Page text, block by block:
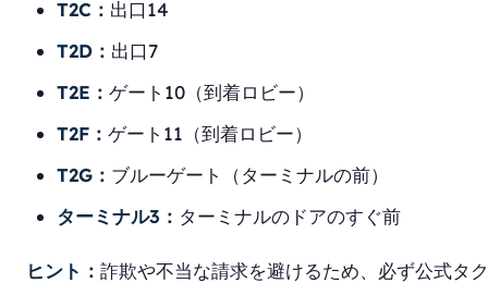
T2C： 出口14
T2D： 出口7
T2E： ゲート10（到着ロビー）
T2F： ゲート11（到着ロビー）
T2G： ブルーゲート（ターミナルの前）
ターミナル3： ターミナルのドアのすぐ前
ヒント： 詐欺や不当な請求を避けるため、必ず公式タ